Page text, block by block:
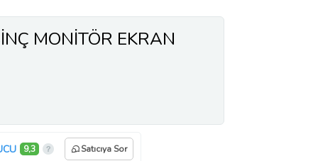
MONİTÖR EKRAN
9,3 Satıcıya Sor